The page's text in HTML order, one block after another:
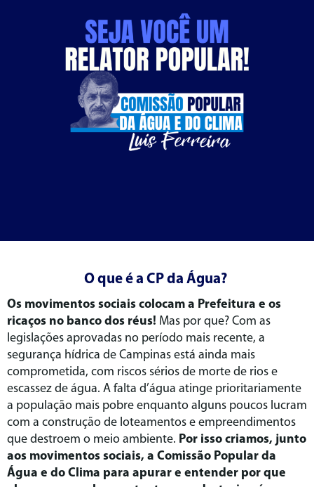
O que é a CP da Água?
Os movimentos sociais colocam a Prefeitura e os
ricaços no banco dos réus! Mas por que? Com as
legislações aprovadas no período mais recente, a
segurança hídrica de Campinas está ainda mais
comprometida, com riscos sérios de morte de rios e
escassez de água. A falta d’água atinge prioritariamente
a população mais pobre enquanto alguns poucos lucram
com a construção de loteamentos e empreendimentos
que destroem o meio ambiente. Por isso criamos, junto
aos movimentos sociais, a Comissão Popular da
Água e do Clima para apurar e entender por que